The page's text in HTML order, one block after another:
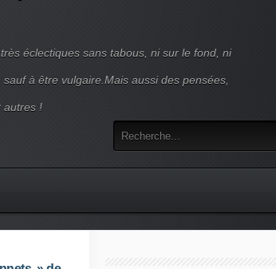
éclectiques sans tabous, ni sur le fond, ni
à être vulgaire.Mais aussi des pensées,
autres !